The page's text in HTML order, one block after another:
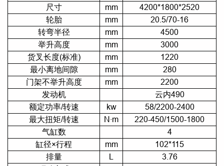
尺寸
mm
4200*1800*2520
轮胎
mm
20.5/70-16
转弯半径
mm
4500
举升高度
mm
3000
货叉长度(标准)
mm
1220
最小离地间隙
mm
280
门架不举升高度
mm
2200
发动机
云内490
额定功率/转速
kw
58/2200-2400
最大扭矩/转速
N·m
220-450/1500-1800
气缸数
4
缸径×行程
mm
102*115
排量
3.76